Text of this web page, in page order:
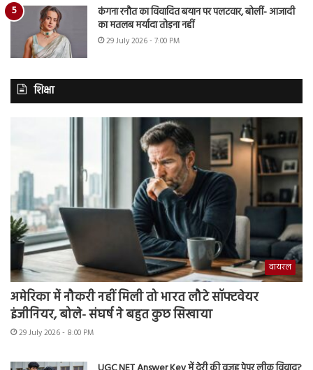
कंगना रनौत का विवादित बयान पर पलटवार, बोलीं- आजादी
का मतलब मर्यादा तोड़ना नहीं
29 July 2026 - 7:00 PM
शिक्षा
वायरल
अमेरिका में नौकरी नहीं मिली तो भारत लौटे सॉफ्टवेयर
इंजीनियर, बोले- संघर्ष ने बहुत कुछ सिखाया
29 July 2026 - 8:00 PM